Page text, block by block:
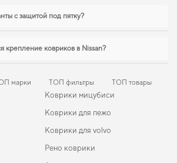
с защитой под пятку?
крепление ковриков в Nissan?
марки ТОП фильтры ТОП товары
Коврики мицубиси
Коврики для пежо
Коврики для volvo
Рено коврики